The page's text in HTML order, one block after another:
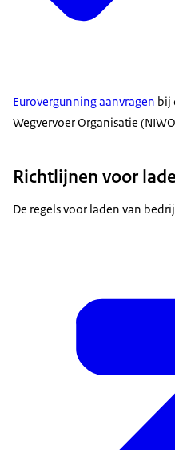
Eurovergunning aanvragen bij
Wegvervoer Organisatie
Richtlijnen voor
De regels voor laden van